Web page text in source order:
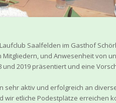
Saalfelden im Gasthof
und Anwesenheit von
und 2019 präsentiert und eine
sehr aktiv und erfolgreich an
wir etliche Podestplätze erreichen